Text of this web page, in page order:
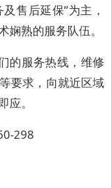
售后延保”为主，
熟的服务队伍。
的服务热线，维修
要求，向就近区域
。
298